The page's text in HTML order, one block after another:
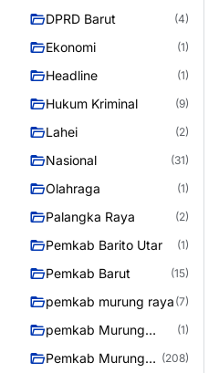
DPRD Barut (4)
Ekonomi (1)
Headline (1)
Hukum Kriminal (9)
Lahei (2)
Nasional (31)
Olahraga (1)
Palangka Raya (2)
Pemkab Barito Utar (1)
Pemkab Barut (15)
pemkab murung raya (7)
pemkab Murung
Raya
(1)
Pemkab Murung
(208)